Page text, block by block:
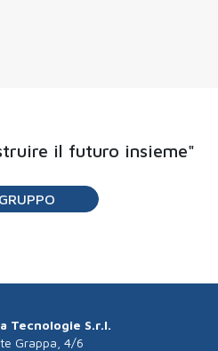
il futuro insieme"
Tecnologie S.r.l.
Grappa, 4/6